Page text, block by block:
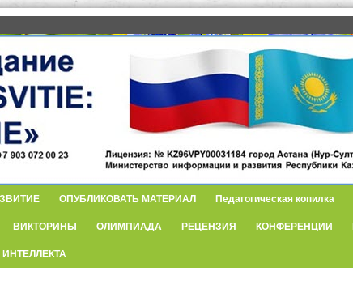
ОПУБЛИКОВАТЬ МАТЕРИАЛ Педагогическая копилка
ВИКТОРИНЫ ОЛИМПИАДА РЕЦЕНЗИЯ КОНФЕРЕНЦИИ